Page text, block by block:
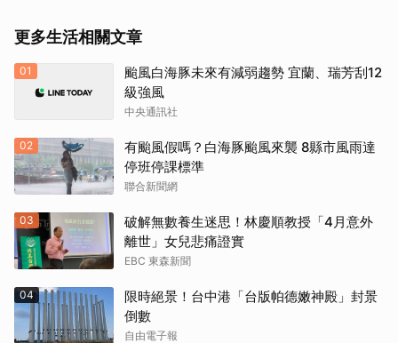
更多生活相關文章
01
颱風白海豚未來有減弱趨勢 宜蘭、瑞芳刮12
級強風
中央通訊社
02
有颱風假嗎？白海豚颱風來襲 8縣市風雨達
停班停課標準
聯合新聞網
03
破解無數養生迷思！林慶順教授「4月意外
離世」女兒悲痛證實
EBC 東森新聞
04
限時絕景！台中港「台版帕德嫩神殿」封景
倒數
自由電子報